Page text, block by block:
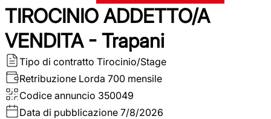
TIROCINIO ADDETTO/A
VENDITA - Trapani
Tipo di contratto Tirocinio/Stage
Retribuzione Lorda 700 mensile
Codice annuncio 350049
Data di pubblicazione 7/8/2026